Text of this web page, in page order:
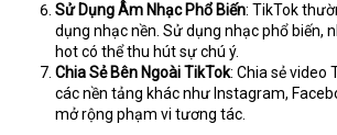
Sử Dụng Âm Nhạc Phổ Biến: TikTok
dụng nhạc nền. Sử dụng nhạc phổ biến,
hot có thể thu hút sự chú ý.
Chia Sẻ Bên Ngoài TikTok: Chia sẻ video
các nền tảng khác như Instagram,
mở rộng phạm vi tương tác.